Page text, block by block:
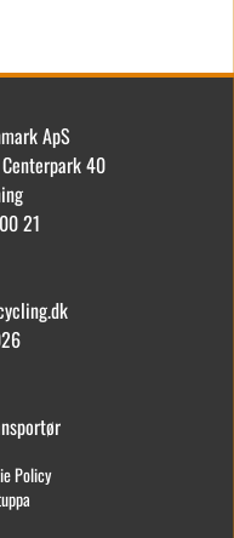
ApS
40
21
Policy